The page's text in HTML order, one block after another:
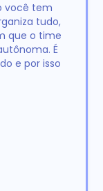
você tem
tudo,
que o time
É
e por isso